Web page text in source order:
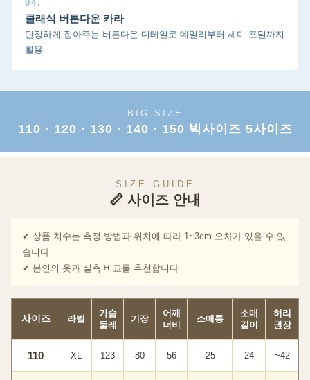
04.
클래식 버튼다운 카라
단정하게 잡아주는 버튼다운 디테일로 데일리부터 세미 포멀까지
활용
BIG SIZE
110 · 120 · 130 · 140 · 150 빅사이즈 5사이즈
SIZE GUIDE
📏 사이즈 안내
✔ 상품 치수는 측정 방법과 위치에 따라 1~3cm 오차가 있을 수 있
습니다
✔ 본인의 옷과 실측 비교를 추천합니다
사이즈 라벨
가슴
둘레
기장
어깨
너비
소매통
소매
길이
허리
권장
110 XL 123 80 56 25 24 ~42